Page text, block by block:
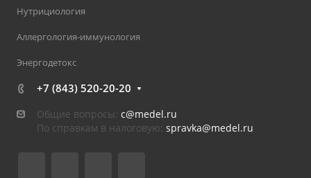
Нутрициология
Аллергология-иммунология
Энергодетокс
+7 (843) 520-20-20
Общие вопросы: c@medel.ru
По справкам в налоговую: spravka@medel.ru